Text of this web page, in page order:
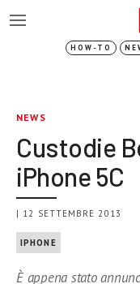
HOW-TO
NEWS
Custodie
iPhone 5C
| 12 SETTEMBRE 2013
IPHONE
È appena stato